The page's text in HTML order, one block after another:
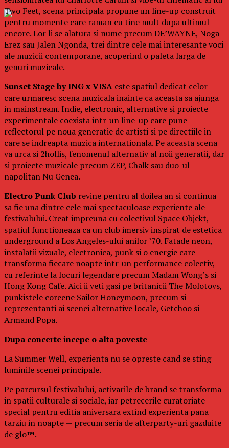
Two Feet, scena principala propune un line-up construit
pentru momente care raman cu tine mult dupa ultimul
encore. Lor li se alatura si nume precum DE’WAYNE, Noga
Erez sau Jalen Ngonda, trei dintre cele mai interesante voci
ale muzicii contemporane, acoperind o paleta larga de
genuri muzicale.
Sunset Stage by ING x VISA este spatiul dedicat celor
care urmaresc scena muzicala inainte ca aceasta sa ajunga
in mainstream. Indie, electronic, alternative si proiecte
experimentale coexista intr-un line-up care pune
reflectorul pe noua generatie de artisti si pe directiile in
care se indreapta muzica internationala. Pe aceasta scena
va urca si 2hollis, fenomenul alternativ al noii generatii, dar
si proiecte muzicale precum ZEP, Chalk sau duo-ul
napolitan Nu Genea.
Electro Punk Club revine pentru al doilea an si continua
sa fie una dintre cele mai spectaculoase experiente ale
festivalului. Creat impreuna cu colectivul Space Objekt,
spatiul functioneaza ca un club imersiv inspirat de estetica
underground a Los Angeles-ului anilor ’70. Fatade neon,
instalatii vizuale, electronica, punk si o energie care
transforma fiecare noapte intr-un performance colectiv,
cu referinte la locuri legendare precum Madam Wong’s si
Hong Kong Cafe. Aici ii veti gasi pe britanicii The Molotovs,
punkistele coreene Sailor Honeymoon, precum si
reprezentanti ai scenei alternative locale, Getchoo si
Armand Popa.
Dupa concerte incepe o alta poveste
La Summer Well, experienta nu se opreste cand se sting
luminile scenei principale.
Pe parcursul festivalului, activarile de brand se transforma
in spatii culturale si sociale, iar petrecerile curatoriate
special pentru editia aniversara extind experienta pana
tarziu in noapte — precum seria de afterparty-uri gazduite
de glo™.